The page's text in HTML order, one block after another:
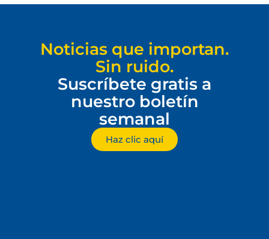
Noticias que importan.
Sin ruido.
Suscríbete gratis a
nuestro boletín
semanal
Haz clic aquí